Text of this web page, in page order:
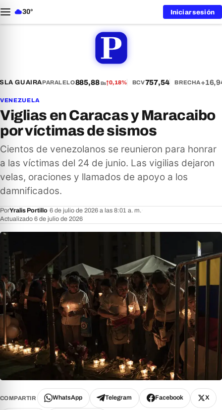
30° Iniciar sesión
LA GUAIRAPARALELO885,88Bs↑0,18% BCV757,54 BRECHA
VENEZUELA
Viglias en Caracas y Maracaibo
por víctimas de sismos
Cientos de venezolanos se reunieron para honrar
a las víctimas del 24 de junio. Las vigilias dejaron
velas, oraciones y llamados de apoyo a los
damnificados.
PorYralis Portillo 6 de julio de 2026 a las 8:01 a. m.
Actualizado 6 de julio de 2026
COMPARTIR WhatsApp Telegram Facebook X